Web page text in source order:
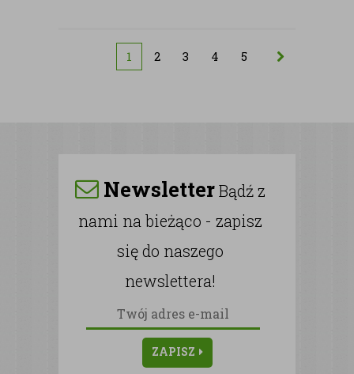
1 2 3 4 5
NewsletterBądź z
nami na bieżąco - zapisz
się do naszego
newslettera!
ZAPISZ